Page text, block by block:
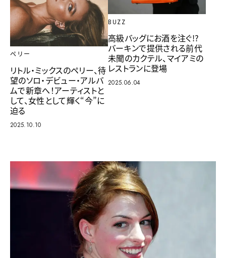
ペリー
リトル・ミックスのペリー、待
望のソロ・デビュー・アルバ
ムで新章へ！アーティストと
して、女性として輝く“今”に
迫る
2025.10.10
BUZZ
高級バッグにお酒を注ぐ!?
バーキンで提供される前代
未聞のカクテル、マイアミの
レストランに登場
2025.06.04